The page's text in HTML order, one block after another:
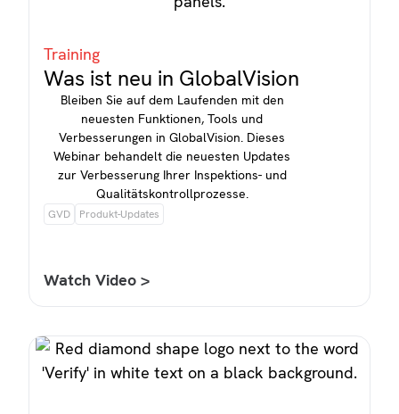
Training
Was ist neu in GlobalVision
Bleiben Sie auf dem Laufenden mit den
neuesten Funktionen, Tools und
Verbesserungen in GlobalVision. Dieses
Webinar behandelt die neuesten Updates
zur Verbesserung Ihrer Inspektions- und
Qualitätskontrollprozesse.
GVD Produkt-Updates
Watch Video >